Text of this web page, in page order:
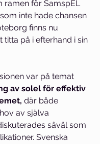
ramen för SamspEL
inte hade chansen
finns nu
titta på i efterhand i sin
var på temat
av solel för effektiv
där både
av själva
såväl som
Svenska